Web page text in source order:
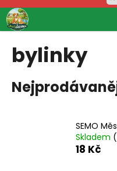
Přejít
na
obsah
bylinky
SEMO
Skladem
18 Kč
o
t
ř
e
u